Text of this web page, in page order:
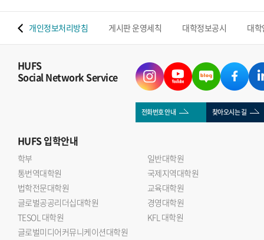
개인정보처리방침 게시판 운영세칙 대학정보공시 대
HUFS
Social Network Service
전화번호 안내 찾아오시는 길
HUFS입학안내
학부
일반대학원
통번역대학원
국제지역대학원
법학전문대학원
교육대학원
글로벌공공리더십대학원
경영대학원
TESOL 대학원
KFL 대학원
글로벌미디어커뮤니케이션대학원